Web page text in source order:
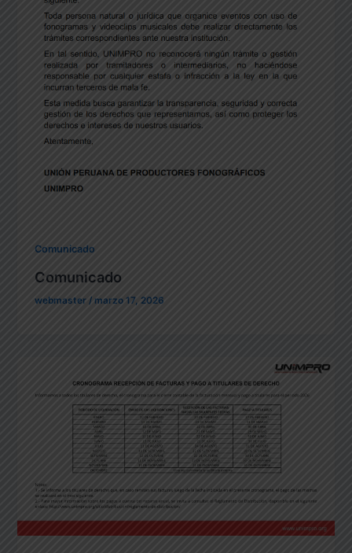
Comunicado
Comunicado
webmaster/ marzo 17, 2026